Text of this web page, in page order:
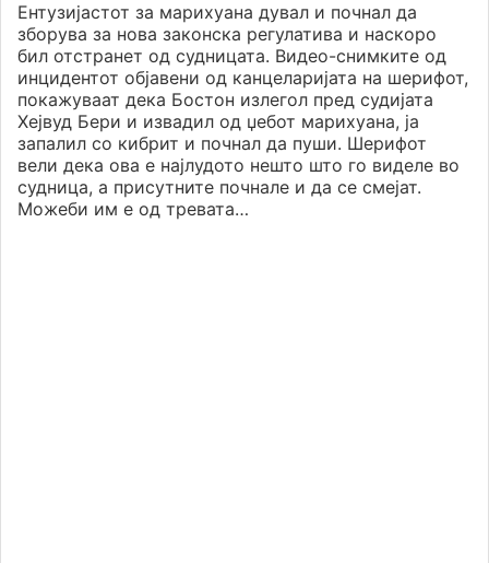
Ентузијастот за марихуана дувал и почнал да
зборува за нова законска регулатива и наскоро
бил отстранет од судницата. Видео-снимките од
инцидентот објавени од канцеларијата на шерифот,
покажуваат дека Бостон излегол пред судијата
Хејвуд Бери и извадил од џебот марихуана, ја
запалил со кибрит и почнал да пуши. Шерифот
вели дека ова е најлудото нешто што го виделе во
судница, а присутните почнале и да се смејат.
Можеби им е од тревата…